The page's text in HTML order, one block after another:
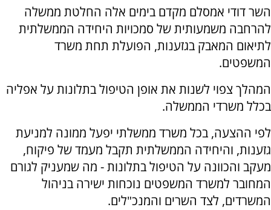
השר דודי אמסלם מקדם בימים אלה החלטת ממשלה
להרחבה משמעותית של סמכויות היחידה הממשלתית
לתיאום המאבק בגזענות, הפועלת תחת משרד
המשפטים.
המהלך צפוי לשנות את אופן הטיפול בתלונות על אפליה
בכלל משרדי הממשלה.
לפי ההצעה, בכל משרד ממשלתי יפעל ממונה למניעת
גזענות, והיחידה הממשלתית תקבל מעמד של פיקוח,
מעקב והכוונה על הטיפול בתלונות - מה שמעניק לגורם
המחובר למשרד המשפטים נוכחות ישירה בניהול
המשרדים, לצד השרים והמנכ"לים.